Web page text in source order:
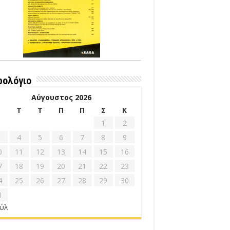
Αύγουστος 2026
Τ Τ Π Π Σ
Κ
1
2
4 5 6 7 8
9
11 12 13 14 15
16
18 19 20 21 22
23
25 26 27 28 29
30